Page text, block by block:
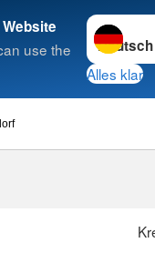
use the
Sprache
Alles klar
Suche